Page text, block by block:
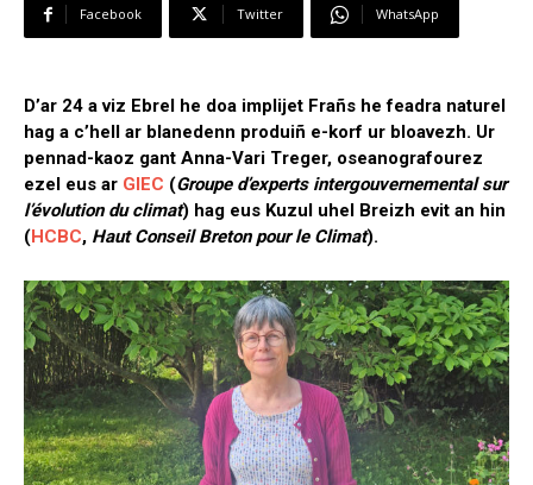
Facebook Twitter WhatsApp
D’ar 24 a viz Ebrel he doa implijet Frañs he feadra naturel
hag a c’hell ar blanedenn produiñ e-korf ur bloavezh. Ur
pennad-kaoz gant Anna-Vari Treger, oseanografourez
ezel eus ar GIEC (Groupe d’experts intergouvernemental sur
l’évolution du climat) hag eus Kuzul uhel Breizh evit an hin
(HCBC, Haut Conseil Breton pour le Climat).